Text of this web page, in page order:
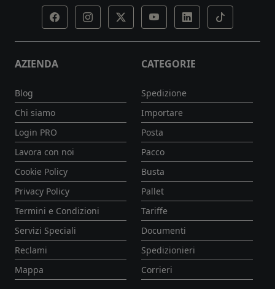
AZIENDA
Blog
Chi siamo
Login PRO
Lavora con noi
Cookie Policy
Privacy Policy
Termini e Condizioni
Servizi Speciali
Reclami
Mappa
CATEGORIE
Spedizione
Importare
Posta
Pacco
Busta
Pallet
Tariffe
Documenti
Spedizionieri
Corrieri